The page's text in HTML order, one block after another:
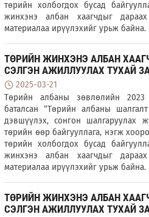
төрийн холбогдох бусад
жинхэнэ албан хаагчдыг
материалаа ирүүлэхийг урьж байна.
ТӨРИЙН ЖИНХЭНЭ АЛБАН
СЭЛГЭН АЖИЛЛУУЛАХ ТУХАЙ
2025-03-21
Төрийн албаны зөвлөлийн
баталсан “Төрийн албаны
дэвшүүлэх, сонгон шалгаруулах
төрийн өөр байгууллага, нэгж
төрийн холбогдох бусад
жинхэнэ албан хаагчдыг
материалаа ирүүлэхийг урьж байна.
ТӨРИЙН ЖИНХЭНЭ АЛБАН
СЭЛГЭН АЖИЛЛУУЛАХ ТУХАЙ